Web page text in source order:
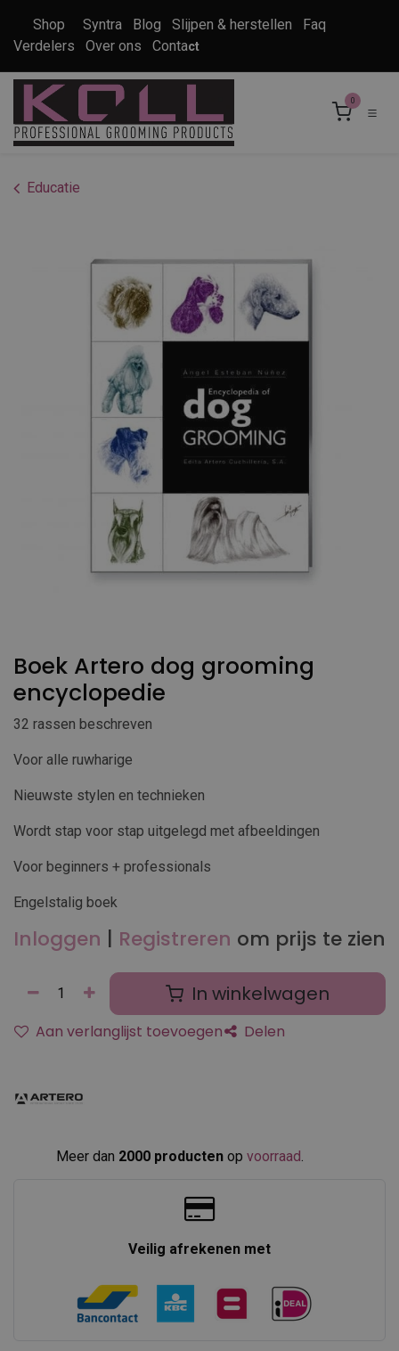
Shop Syntra Blog Slijpen & herstellen
Faq
Verdelers
Over ons Contact
0
Educatie
Boek Artero dog grooming
encyclopedie
32 rassen beschreven
Voor alle ruwharige
Nieuwste stylen en technieken
Wordt stap voor stap uitgelegd met afbeeldingen
Voor beginners + professionals
Engelstalig boek
Inloggen | Registreren om prijs te zien
In winkelwagen
Aan verlanglijst toevoegen Delen
Meer dan 2000 producten op voorraad
Veilig afrekenen met